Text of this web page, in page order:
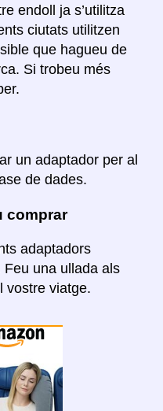
endoll ja s’utilitza
ciutats utilitzen
que hagueu de
Si trobeu més
un adaptador per al
de dades.
comprar
adaptadors
Feu una ullada als
vostre viatge.